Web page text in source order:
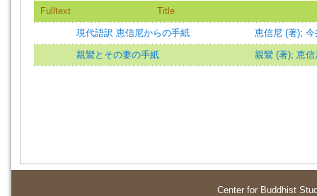
Fulltext Title
現代語訳 恵信尼からの手紙 恵信尼 (著); 今
親鸞とその妻の手紙 親鸞 (著); 恵信
Center for Buddhist